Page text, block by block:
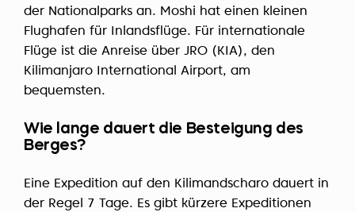
der Nationalparks an. Moshi hat einen kleinen
Flughafen für Inlandsflüge. Für internationale
Flüge ist die Anreise über JRO (KIA), den
Kilimanjaro International Airport, am
bequemsten.
Wie lange dauert die Besteigung des
Berges?
Eine Expedition auf den Kilimandscharo dauert in
der Regel 7 Tage. Es gibt kürzere Expeditionen